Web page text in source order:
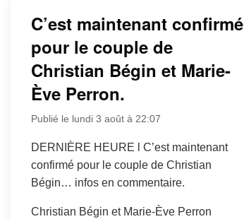
C’est maintenant confirmé
pour le couple de
Christian Bégin et Marie-
Ève Perron.
Publié le lundi 3 août à 22:07
DERNIÈRE HEURE l C’est maintenant
confirmé pour le couple de Christian
Bégin… infos en commentaire.
Christian Bégin et Marie-Ève Perron